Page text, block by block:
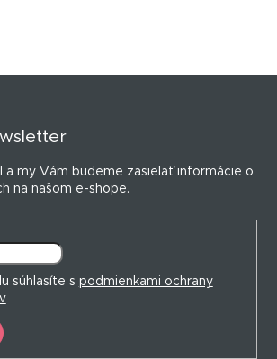
a my Vám budeme zasielať informácie o
na našom e-shope.
súhlasíte s podmienkami ochrany